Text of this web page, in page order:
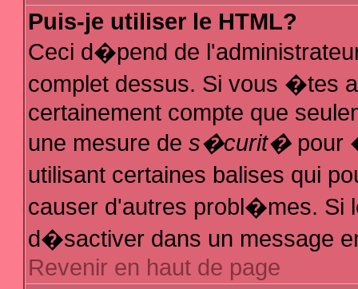
Puis-je utiliser le HTML?
Ceci d�pend de
complet dessus. Si vous �tes
certainement compte que
une mesure de s�curit�pour
utilisant certaines balises qui
causer d'autres probl�mes. Si
d�sactiver dans un message
Revenir en haut de page